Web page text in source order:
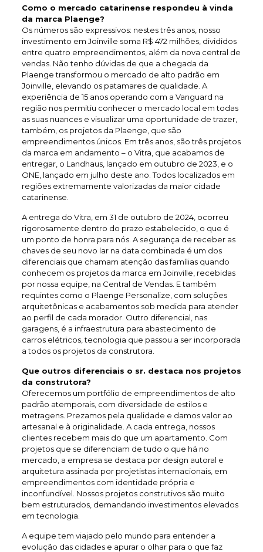
Como o mercado catarinense respondeu à vinda
da marca Plaenge?
Os números são expressivos: nestes três anos, nosso
investimento em Joinville soma R$ 472 milhões, divididos
entre quatro empreendimentos, além da nova central de
vendas. Não tenho dúvidas de que a chegada da
Plaenge transformou o mercado de alto padrão em
Joinville, elevando os patamares de qualidade. A
experiência de 15 anos operando com a Vanguard na
região nos permitiu conhecer o mercado local em todas
as suas nuances e visualizar uma oportunidade de trazer,
também, os projetos da Plaenge, que são
empreendimentos únicos. Em três anos, são três projetos
da marca em andamento – o Vitra, que acabamos de
entregar, o Landhaus, lançado em outubro de 2023, e o
ONE, lançado em julho deste ano. Todos localizados em
regiões extremamente valorizadas da maior cidade
catarinense.
A entrega do Vitra, em 31 de outubro de 2024, ocorreu
rigorosamente dentro do prazo estabelecido, o que é
um ponto de honra para nós. A segurança de receber as
chaves de seu novo lar na data combinada é um dos
diferenciais que chamam atenção das famílias quando
conhecem os projetos da marca em Joinville, recebidas
por nossa equipe, na Central de Vendas. E também
requintes como o Plaenge Personalize, com soluções
arquitetônicas e acabamentos sob medida para atender
ao perfil de cada morador. Outro diferencial, nas
garagens, é a infraestrutura para abastecimento de
carros elétricos, tecnologia que passou a ser incorporada
a todos os projetos da construtora.
Que outros diferenciais o sr. destaca nos projetos
da construtora?
Oferecemos um portfólio de empreendimentos de alto
padrão atemporais, com diversidade de estilos e
metragens. Prezamos pela qualidade e damos valor ao
artesanal e à originalidade. A cada entrega, nossos
clientes recebem mais do que um apartamento. Com
projetos que se diferenciam de tudo o que há no
mercado, a empresa se destaca por design autoral e
arquitetura assinada por projetistas internacionais, em
empreendimentos com identidade própria e
inconfundível. Nossos projetos construtivos são muito
bem estruturados, demandando investimentos elevados
em tecnologia.
A equipe tem viajado pelo mundo para entender a
evolução das cidades e apurar o olhar para o que faz